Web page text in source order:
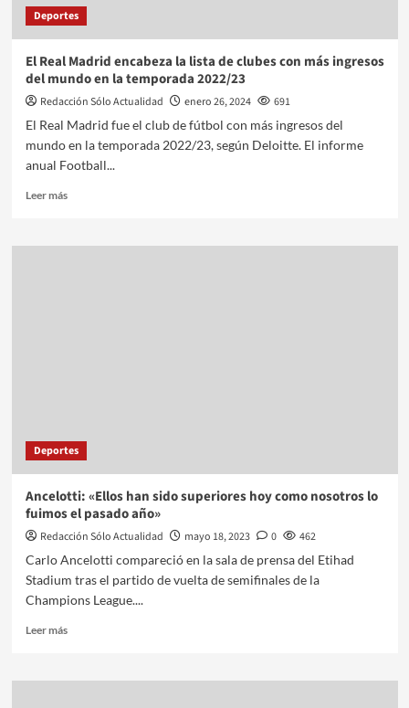
Deportes
El Real Madrid encabeza la lista de clubes con más ingresos
del mundo en la temporada 2022/23
Redacción Sólo Actualidad enero 26, 2024
691
El Real Madrid fue el club de fútbol con más ingresos del
mundo en la temporada 2022/23, según Deloitte. El informe
anual Football...
Leer más
Deportes
Ancelotti: «Ellos han sido superiores hoy como nosotros lo
fuimos el pasado año»
Redacción Sólo Actualidad mayo 18, 2023 0
462
Carlo Ancelotti compareció en la sala de prensa del Etihad
Stadium tras el partido de vuelta de semifinales de la
Champions League....
Leer más